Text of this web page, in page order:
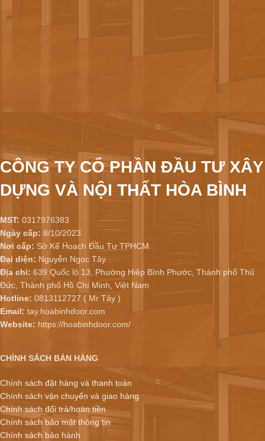
CÔNG TY CỔ PHẦN ĐẦU TƯ XÂY
DỰNG VÀ NỘI THẤT HÒA BÌNH
MST: 0317976383
Ngày cấp: 8/10/2023
Nơi cấp: Sở Kế Hoạch Đầu Tư TPHCM
Đại diện: Nguyễn Ngọc Tây
Địa chỉ: 639 Quốc lộ 13, Phường Hiệp Bình Phước, Thành phố Thủ
Đức, Thành phố Hồ Chí Minh, Việt Nam
Hotline: 0813112727 ( Mr Tây )
Email: tay.hoabinhdoor.com
Website: https://hoabinhdoor.com/
CHÍNH SÁCH BÁN HÀNG
Chính sách đặt hàng và thanh toán
Chính sách vận chuyển và giao hàng
Chính sách đổi trả/hoàn tiền
Chính sách bảo mật thông tin
Chính sách bảo hành